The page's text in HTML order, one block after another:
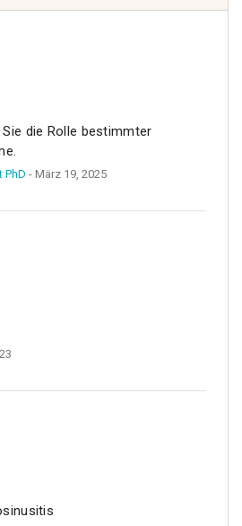
die Rolle bestimmter
PhD - März 19, 2025